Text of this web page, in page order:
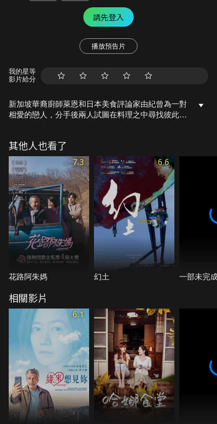
請先登入
播放預告片
我的星等
影片給分
新加坡華裔廚師萊恩和日本美食評論家由紀曾為一對
相愛的戀人，分手後兩人試圖在料理之中尋找彼此的
豆腐的過程中，萊恩第一次找到了中日文化不可思議
的平衡，也領悟了他過去和由紀交往時不曾明白的癥
結點……
其他人也看了
7.3
花路阿朱媽
6.6
幻土 一部未完
相關影片
6.1